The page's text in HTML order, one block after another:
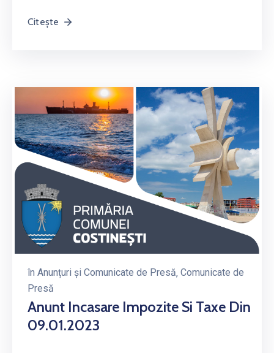
Citește
în Anunțuri și Comunicate de Presă‚ Comunicate de
Presă
Anunt Incasare Impozite Si Taxe Din
09.01.2023